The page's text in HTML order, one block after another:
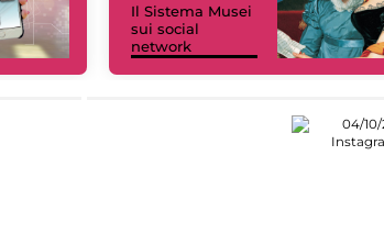
Il Sistema Musei
sui social
network